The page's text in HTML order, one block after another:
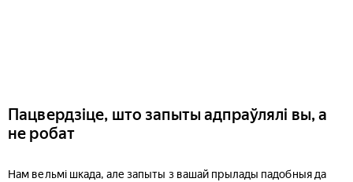
Пацвердзіце, што запыты адпраўлялі вы, а
не робат
Нам вельмі шкада, але запыты з вашай прылады падобныя да